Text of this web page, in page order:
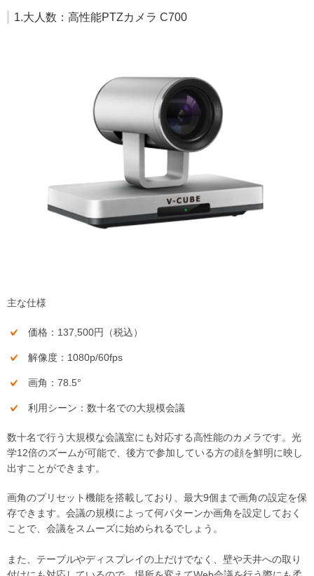
1.大人数：高性能PTZカメラ C700
主な仕様
価格：137,500円（税込）
解像度：1080p/60fps
画角：78.5°
利用シーン：数十名での大規模会議
数十名で行う大規模な会議室にも対応する高性能のカメラです。光
学12倍のズームが可能で、後方で参加している方の顔を鮮明に映し
出すことができます。
画角のプリセット機能を搭載しており、最大9個まで画角の設定を保
存できます。会議の規模によって何パターンか画角を設定しておく
ことで、会議をスムーズに始められるでしょう。
また、テーブルやディスプレイの上だけでなく、壁や天井への取り